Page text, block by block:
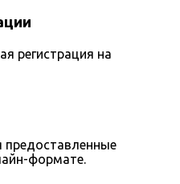
регистрация на
предоставленные
формате.